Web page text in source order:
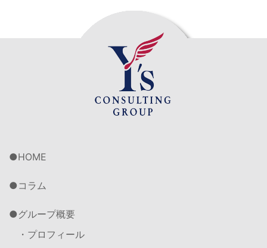
HOME
コラム
グループ概要
・プロフィール